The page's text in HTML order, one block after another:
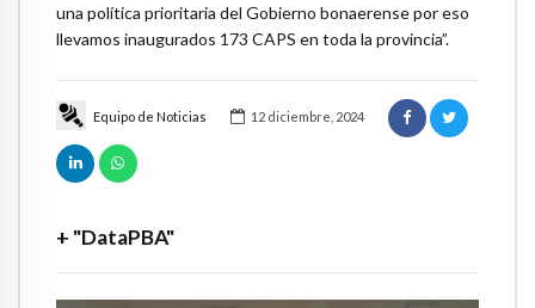
Equipo de Noticias 12 diciembre, 2024
+ "DataPBA"
una política prioritaria del Gobierno bonaerense por eso
llevamos inaugurados 173 CAPS en toda la provincia”.